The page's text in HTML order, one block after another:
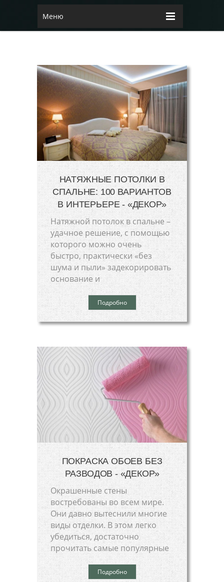
Меню
НАТЯЖНЫЕ ПОТОЛКИ В
СПАЛЬНЕ: 100 ВАРИАНТОВ
В ИНТЕРЬЕРЕ - «ДЕКОР»
Натяжной потолок в спальне –
удачное решение, с помощью
которого можно очень
быстро, практически «без
шума и пыли» задекорировать
основание и
Подробно
ПОКРАСКА ОБОЕВ БЕЗ
РАЗВОДОВ - «ДЕКОР»
Окрашенные стены
востребованы во всем мире.
Они давно вытеснили многие
виды отделки. В этом легко
убедиться, достаточно
прочитать самые популярные
Подробно